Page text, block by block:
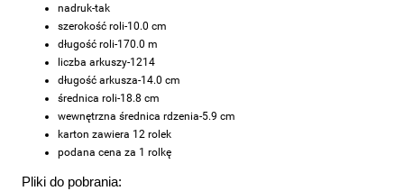
nadruk-tak
szerokość roli-10.0 cm
długość roli-170.0 m
liczba arkuszy-1214
długość arkusza-14.0 cm
średnica roli-18.8 cm
wewnętrzna średnica rdzenia-5.9 cm
karton zawiera 12 rolek
podana cena za 1 rolkę
Pliki do pobrania: